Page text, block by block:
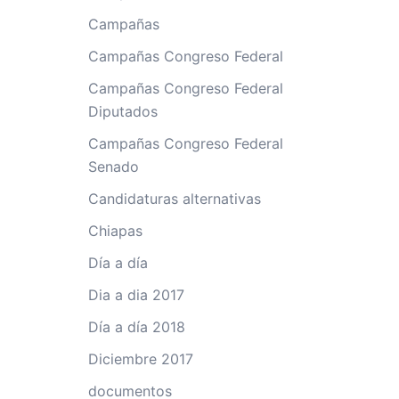
Campañas
Campañas Congreso Federal
Campañas Congreso Federal
Diputados
Campañas Congreso Federal
Senado
Candidaturas alternativas
Chiapas
Día a día
Dia a dia 2017
Día a día 2018
Diciembre 2017
documentos